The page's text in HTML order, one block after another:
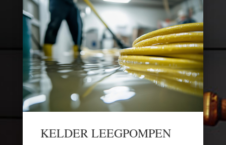
KELDER LEEGPOMPEN